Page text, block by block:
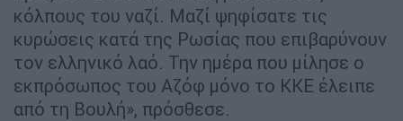
κόλπους του ναζί. Μαζί ψηφίσατε τις
κυρώσεις κατά της Ρωσίας που επιβαρύνουν
τον ελληνικό λαό. Την ημέρα που μίλησε ο
εκπρόσωπος του Αζόφ μόνο το ΚΚΕ έλειπε
από τη Βουλή», πρόσθεσε.